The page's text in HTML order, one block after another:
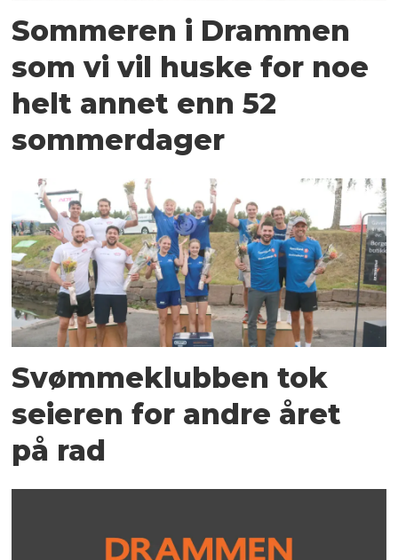
Sommeren i Drammen
som vi vil huske for noe
helt annet enn 52
sommerdager
Svømmeklubben tok
seieren for andre året
på rad